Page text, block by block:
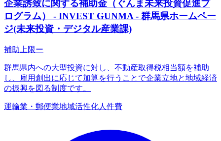
企業誘致に関する補助金（ぐんま未来投資促進プ
ログラム） - INVEST GUNMA - 群馬県ホームペー
ジ(未来投資・デジタル産業課)
補助上限ー
群馬県内への大型投資に対し、不動産取得税相当額を補助
し、雇用創出に応じて加算を行うことで企業立地と地域経済
の振興を図る制度です。
運輸業・郵便業地域活性化人件費